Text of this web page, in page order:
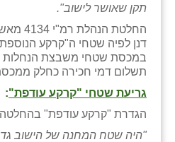
תקן שאושר לישוב".
החלטת
במכסת שטחי משבצת הנחלות
תשלום דמי חכירה כחלק
גריעת שטחי "קרקע עודפת":
הגדרת "קרקע עודפת" בהחלטה 476 היא כדלקמן:
"היה שטח המחנה של הישוב
כפר שמריהו
מגשימים
מישר
מכורה